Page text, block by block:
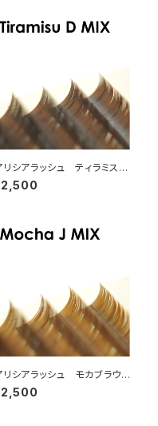
リシアラッシュ ティラミスブ
ウンDカールMIX
リシアラッシュ モカブラウン
ールMIX